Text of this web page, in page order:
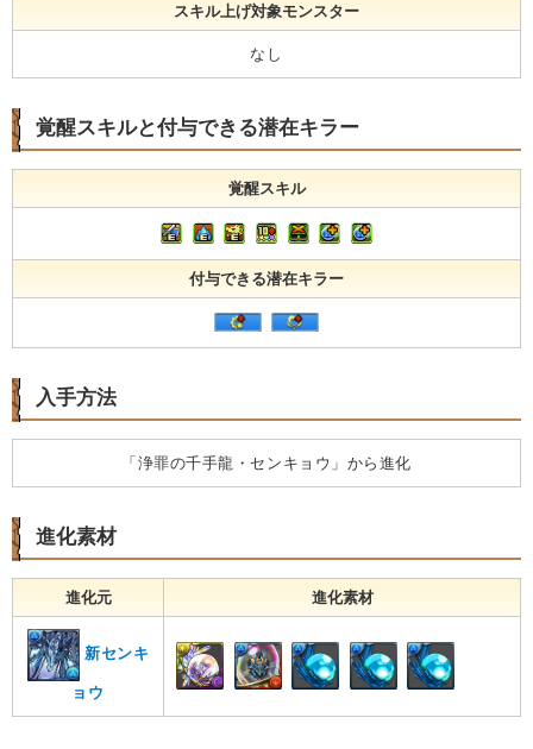
スキル上げ対象モンスター
なし
覚醒スキルと付与できる潜在キラー
覚醒スキル
付与できる潜在キラー
入手方法
「浄罪の千手龍・センキョウ」から進化
進化素材
進化元 進化素材
新センキ
ョウ